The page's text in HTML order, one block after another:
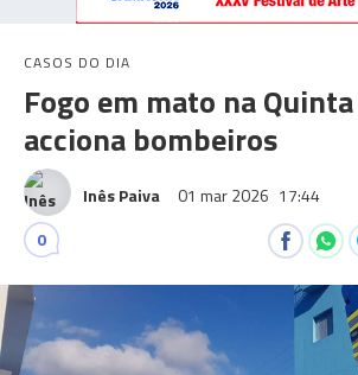
CASOS DO DIA
Fogo em mato na
acciona bombeiros
Inês Paiva 01 mar 2026 17:44
0